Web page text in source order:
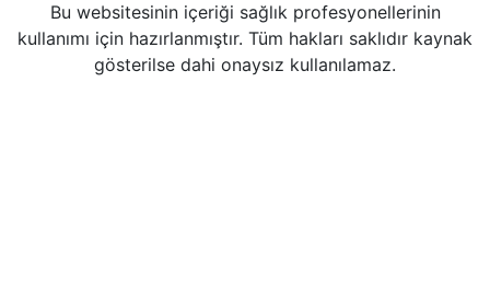
Bu websitesinin içeriği sağlık profesyonellerinin
kullanımı için hazırlanmıştır. Tüm hakları saklıdır kaynak
gösterilse dahi onaysız kullanılamaz.